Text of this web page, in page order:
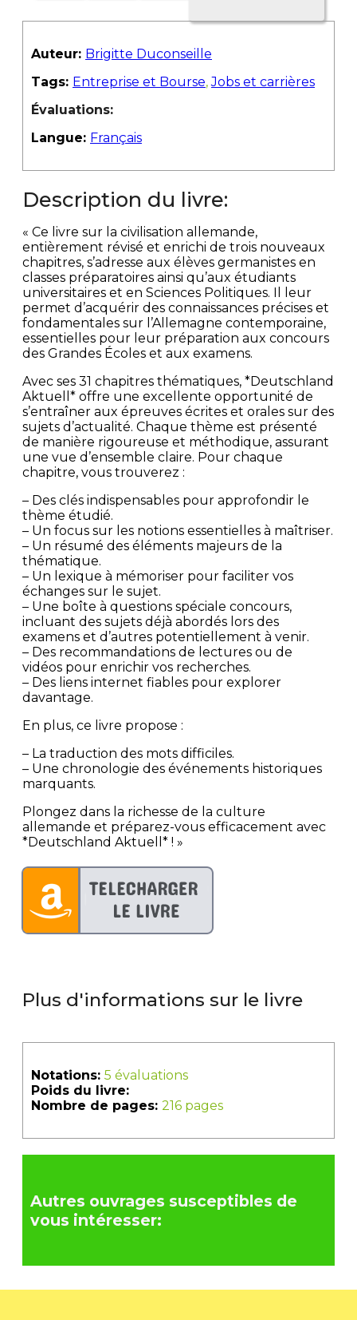
Auteur: Brigitte Duconseille
Tags: Entreprise et Bourse,Jobs et carrières
Évaluations:
Langue: Français
Description du livre:
« Ce livre sur la civilisation allemande,
entièrement révisé et enrichi de trois nouveaux
chapitres, s’adresse aux élèves germanistes en
classes préparatoires ainsi qu’aux étudiants
universitaires et en Sciences Politiques. Il leur
permet d’acquérir des connaissances précises et
fondamentales sur l’Allemagne contemporaine,
essentielles pour leur préparation aux concours
des Grandes Écoles et aux examens.
Avec ses 31 chapitres thématiques, *Deutschland
Aktuell* offre une excellente opportunité de
s’entraîner aux épreuves écrites et orales sur des
sujets d’actualité. Chaque thème est présenté
de manière rigoureuse et méthodique, assurant
une vue d’ensemble claire. Pour chaque
chapitre, vous trouverez :
– Des clés indispensables pour approfondir le
thème étudié.
– Un focus sur les notions essentielles à maîtriser.
– Un résumé des éléments majeurs de la
thématique.
– Un lexique à mémoriser pour faciliter vos
échanges sur le sujet.
– Une boîte à questions spéciale concours,
incluant des sujets déjà abordés lors des
examens et d’autres potentiellement à venir.
– Des recommandations de lectures ou de
vidéos pour enrichir vos recherches.
– Des liens internet fiables pour explorer
davantage.
En plus, ce livre propose :
– La traduction des mots difficiles.
– Une chronologie des événements historiques
marquants.
Plongez dans la richesse de la culture
allemande et préparez-vous efficacement avec
*Deutschland Aktuell* ! »
Plus d'informations sur le livre
Notations: 5 évaluations
Poids du livre:
Nombre de pages: 216 pages
Autres ouvrages susceptibles de
vous intéresser: